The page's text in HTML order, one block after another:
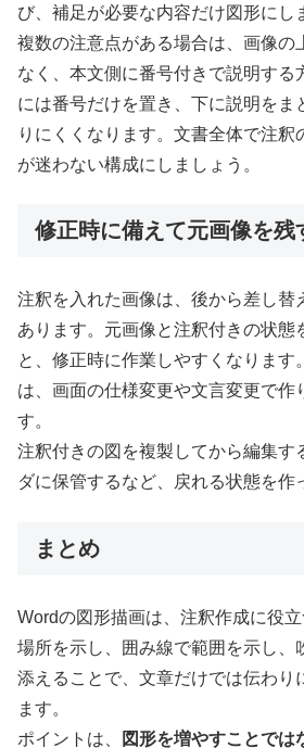
び、補足が必要な内容だけ図形にし
複数の注意点がある場合は、画像の
なく、本文側に番号付きで説明する
には番号だけを置き、下に説明をま
りにくくなります。文書全体で注釈
が迷わない構成にしましょう。
修正時に備えて元画像を残
注釈を入れた画像は、後から差し替
あります。元画像と注釈付きの状態
と、修正時に作業しやすくなります
は、画面の仕様変更や文言変更で作
す。
注釈付きの図を複製してから編集す
ダに保管するなど、戻れる状態を作
まとめ
Wordの図形描画は、注釈作成に役
場所を示し、囲み線で範囲を示し、
添えることで、文章だけでは伝わり
ます。
ポイントは、
図形を増やすことでは